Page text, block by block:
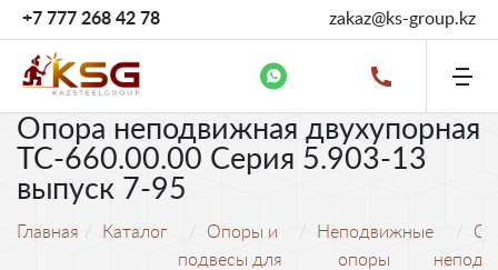
+7 777 268 42 78 zakaz@ks-group.kz
Опора неподвижная двухупорная
ТС-660.00.00 Серия 5.903-13
выпуск 7-95
Главная Каталог
Опоры и
подвесы для
Неподвижные
опоры